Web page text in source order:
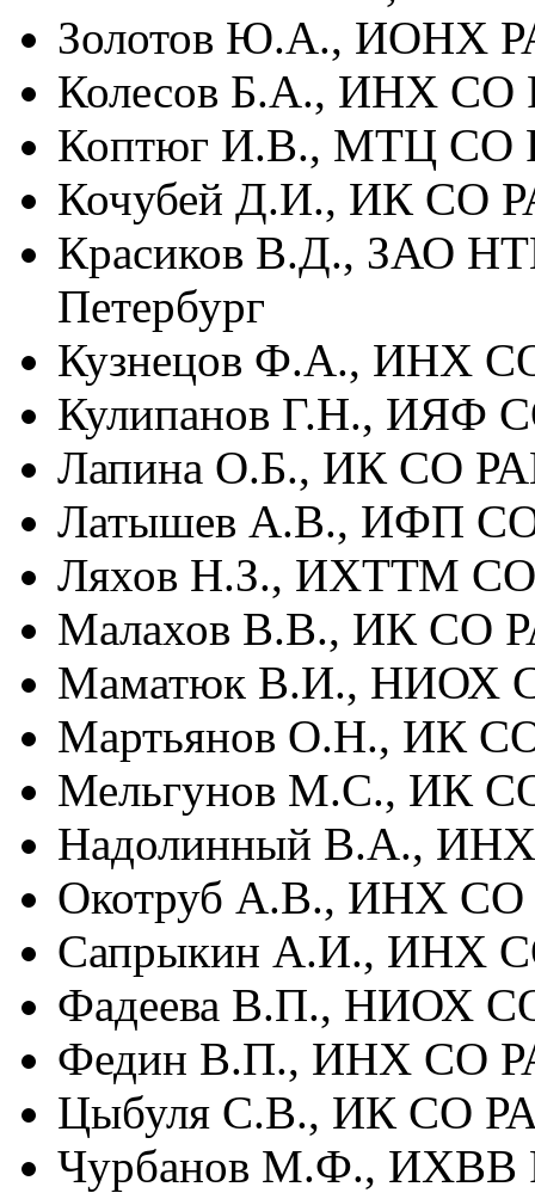
Золотов Ю.А., ИОНХ
Колесов Б.А., ИНХ СО
Коптюг И.В., МТЦ СО
Кочубей Д.И., ИК СО
Красиков В.Д., ЗАО
Петербург
Кузнецов Ф.А., ИНХ
Кулипанов Г.Н., ИЯФ
Лапина О.Б., ИК СО
Латышев А.В., ИФП СО
Ляхов Н.З., ИХТТМ СО
Малахов В.В., ИК СО
Маматюк В.И., НИОХ
Мартьянов О.Н., ИК
Мельгунов М.С., ИК
Надолинный В.А.,
Окотруб А.В., ИНХ СО
Сапрыкин А.И., ИНХ
Фадеева В.П., НИОХ
Федин В.П., ИНХ СО
Цыбуля С.В., ИК СО
Чурбанов М.Ф., ИХВВ